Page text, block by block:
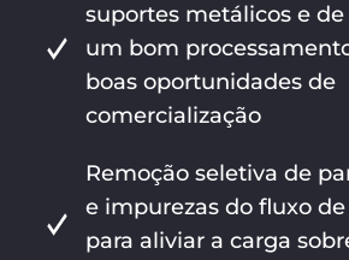
suportes metálicos e
um bom
boas oportunidades de
comercialização
Remoção seletiva de
e impurezas do fluxo
para aliviar a carga